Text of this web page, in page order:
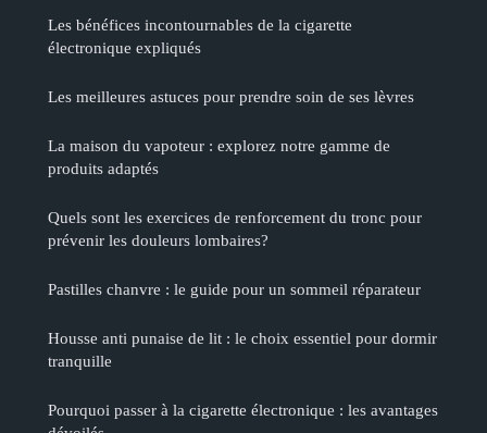
Les bénéfices incontournables de la cigarette
électronique expliqués
Les meilleures astuces pour prendre soin de ses lèvres
La maison du vapoteur : explorez notre gamme de
produits adaptés
Quels sont les exercices de renforcement du tronc pour
prévenir les douleurs lombaires?
Pastilles chanvre : le guide pour un sommeil réparateur
Housse anti punaise de lit : le choix essentiel pour dormir
tranquille
Pourquoi passer à la cigarette électronique : les avantages